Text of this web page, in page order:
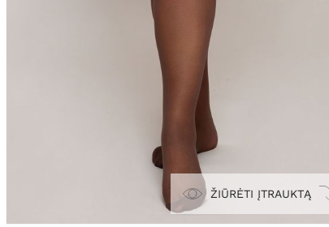
ŽIŪRĖTI ĮTRAUKTĄ